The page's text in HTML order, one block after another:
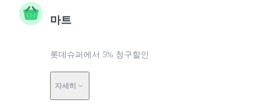
마트
롯데슈퍼에서 5% 청구할인
자세히